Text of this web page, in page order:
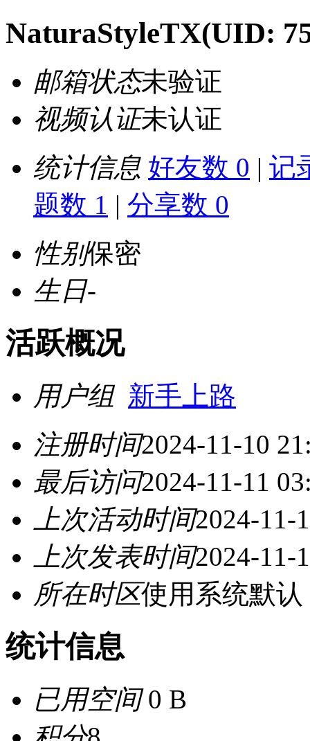
NaturaStyleTX(UID:
邮箱状态未验证
视频认证未认证
统计信息 好友数 0 | 记
题数 1 | 分享数 0
性别保密
生日-
活跃概况
用户组 新手上路
注册时间2024-11-10
最后访问2024-11-11
上次活动时间2024-11-
上次发表时间2024-11-
所在时区使用系统默认
统计信息
已用空间0 B